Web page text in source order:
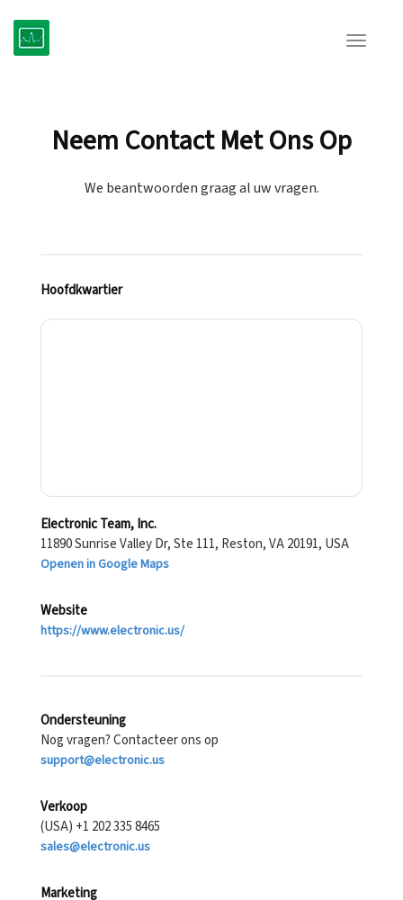
Toggle
Neem Contact Met Ons Op
We beantwoorden graag al uw vragen.
Hoofdkwartier
Electronic Team, Inc.
11890 Sunrise Valley Dr, Ste 111, Reston, VA 20191, USA
Openen in Google Maps
Website
https://www.electronic.us/
Ondersteuning
Nog vragen? Contacteer ons op
support@electronic.us
Verkoop
(USA) +1 202 335 8465
sales@electronic.us
Marketing